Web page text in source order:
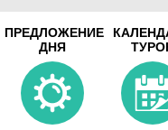
ул. Леонида
смотреть на карте
МИНСК
ул. Притыцкого
ул. Скрыганова
ПРЕДЛОЖЕНИЕ
ДНЯ